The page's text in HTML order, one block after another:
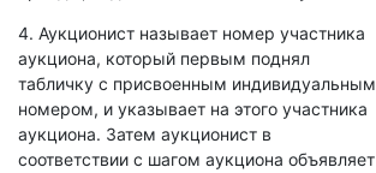
4. Аукционист называет номер участника
аукциона, который первым поднял
табличку с присвоенным индивидуальным
номером, и указывает на этого участника
аукциона. Затем аукционист в
соответствии с шагом аукциона объявляет